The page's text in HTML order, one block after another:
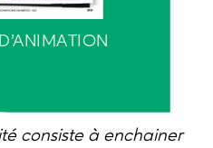
consiste à enchainer